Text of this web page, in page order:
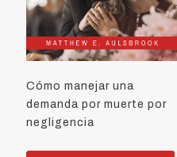
Cómo manejar una
demanda por muerte por
negligencia